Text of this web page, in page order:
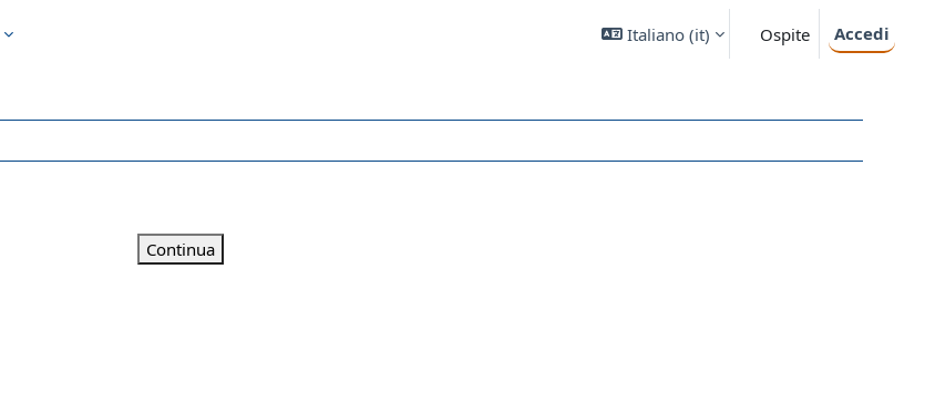
Italiano ‎(it)‎ Ospite Accedi
Continua